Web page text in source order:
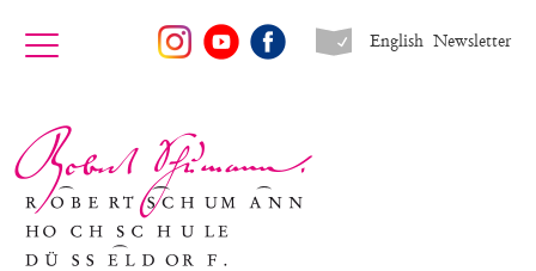
Newsletter
English